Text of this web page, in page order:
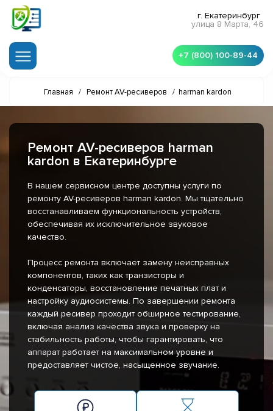
г. Екатеринбург
улица 8 Марта, 46
+7 (800) 100-89-44
Главная / Ремонт AV-ресиверов / harman kardon
Ремонт AV-ресиверов harman
kardon в Екатеринбурге
В нашем сервисном центре доступны услуги по
ремонту AV-ресиверов harman kardon. Мы тщательно
восстанавливаем функциональность устройств,
обеспечивая их исключительное звуковое
качество.
Процесс ремонта включает замену неисправных
компонентов, таких как транзисторы и
конденсаторы, восстановление печатных плат и
настройку аудиосистемы. По завершении ремонта
каждый ресивер проходит обширное тестирование,
включая анализ качества звука и проверку на
стабильность работы, чтобы гарантировать, что
аппарат работает на максимальном уровне и
предоставляет чистое, насыщенное звучание.